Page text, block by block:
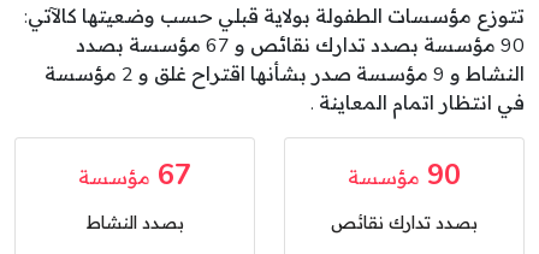
تتوزع مؤسسات الطفولة بولاية قبلي حسب وضعيتها كالآتي:
90 مؤسسة بصدد تدارك نقائص و 67 مؤسسة بصدد
النشاط و 9 مؤسسة صدر بشأنها اقتراح غلق و 2 مؤسسة
في انتظار اتمام المعاينة .
90 مؤسسة
بصدد تدارك نقائص
67 مؤسسة
بصدد النشاط